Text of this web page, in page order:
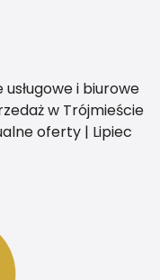
usługowe i biurowe
w Trójmieście
oferty | Lipiec